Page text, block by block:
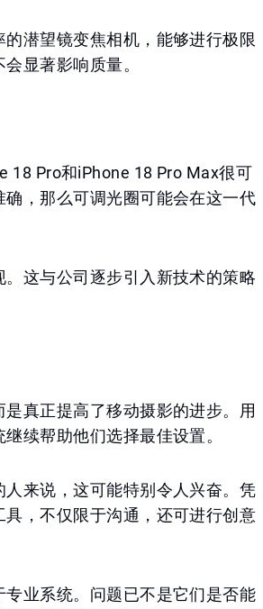
潜望镜变焦相机，能够进行极限
显著影响质量。
18 Pro和iPhone 18 Pro Max很可
，那么可调光圈可能会在这一代
这与公司逐步引入新技术的策略
真正提高了移动摄影的进步。用
续帮助他们选择最佳设置。
来说，这可能特别令人兴奋。凭
，不仅限于沟通，还可进行创意
业系统。问题已不是它们是否能